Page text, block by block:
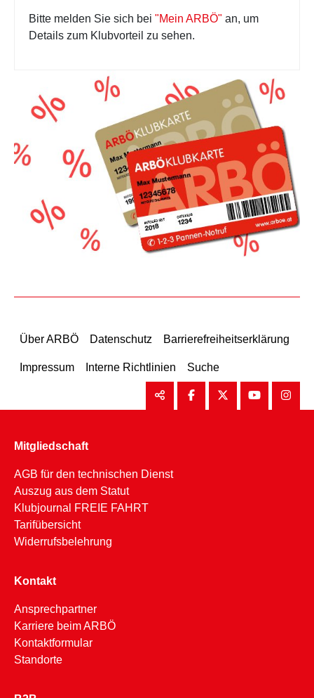
Bitte melden Sie sich bei "Mein ARBÖ" an, um
Details zum Klubvorteil zu sehen.
Über ARBÖ Datenschutz Barrierefreiheitserklärung
Impressum Interne Richtlinien Suche
Mitgliedschaft
AGB für den technischen Dienst
Auszug aus dem Statut
Klubjournal FREIE FAHRT
Tarifübersicht
Widerrufsbelehrung
Kontakt
Ansprechpartner
Karriere beim ARBÖ
Kontaktformular
Standorte